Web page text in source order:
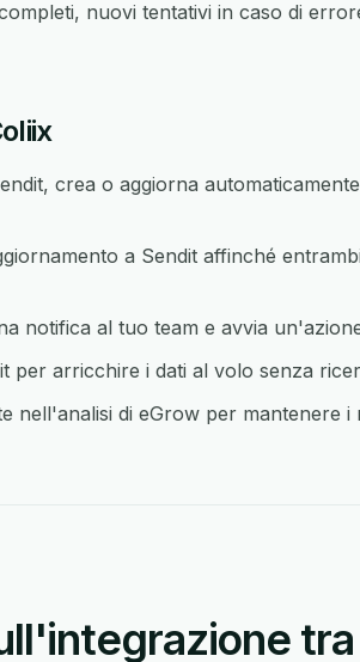
nuovi tentativi in caso di
crea o aggiorna
a Sendit affinché
notifica al tuo team e avvia
per arricchire i dati al volo senza
nell'analisi di eGrow per mantenere